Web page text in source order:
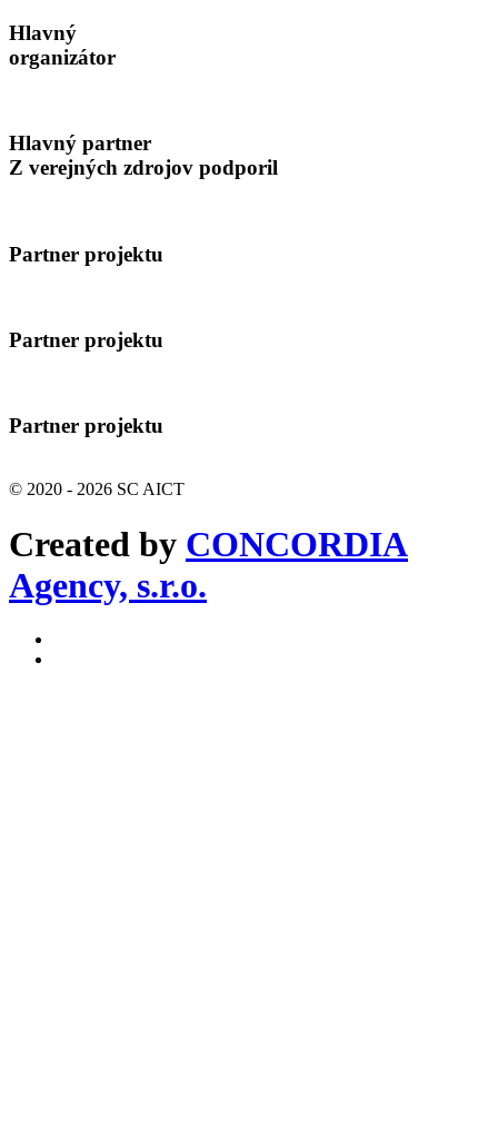
Hlavný
organizátor
Hlavný partner
Z verejných zdrojov podporil
Partner projektu
Partner projektu
Partner projektu
© 2020 - 2026 SC AICT
Created by CONCORDIA
Agency, s.r.o.